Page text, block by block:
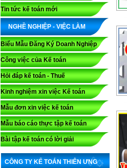
Tin tức kế toán mới
NGHỀ NGHIỆP - VIỆC LÀM
Biểu Mẫu Đăng Ký Doanh Nghiệp
Công việc của Kế toán
Hỏi đáp kế toán - Thuế
Kinh nghiệm xin việc Kế toán
Mẫu đơn xin việc kế toán
Mẫu báo cáo thực tập kế toán
Bài tập kế toán có lời giải
CÔNG TY KẾ TOÁN THIÊN ƯNG